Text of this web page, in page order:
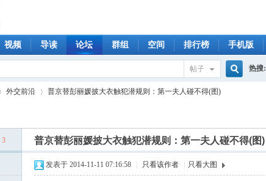
视频 导读 论坛 群组 空间 排行榜 手机版
帖子
索
热搜:
外交前沿
›
普京替彭丽媛披大衣触犯潜规则：第一夫人碰不得(图)
3 普京替彭丽媛披大衣触犯潜规则：第一夫人碰不得(图)
发表于 2014-11-11 07:16:58 只看该作者 只看大图